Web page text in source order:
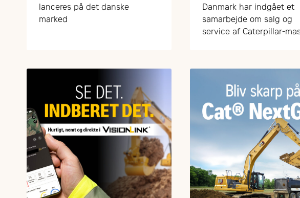
lanceres på det danske
marked
Danmark har indgået et
samarbejde om salg og
service af Caterpillar-